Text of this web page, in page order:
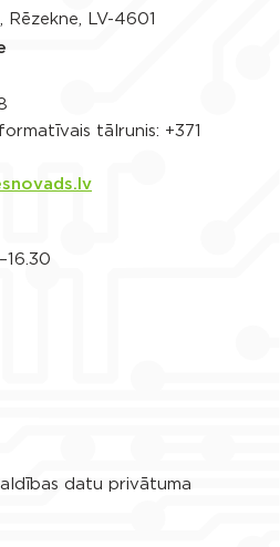
LV-4601
tālrunis: +371
datu privātuma